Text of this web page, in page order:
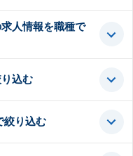
人情報を職種で
込む
絞り込む